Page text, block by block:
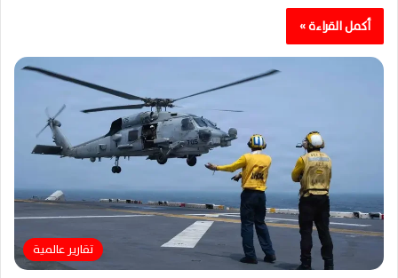
أكمل القراءة »
تقارير عالمية